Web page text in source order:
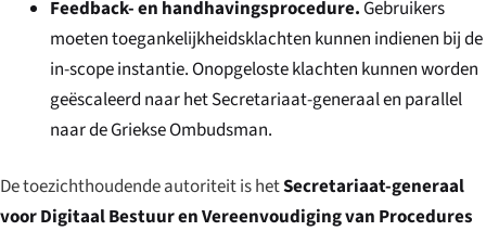
Feedback- en handhavingsprocedure.Gebruikers
moeten toegankelijkheidsklachten kunnen indienen bij de
in-scope instantie. Onopgeloste klachten kunnen worden
geëscaleerd naar het Secretariaat-generaal en parallel
naar de Griekse Ombudsman.
De toezichthoudende autoriteit is hetSecretariaat-generaal
voor Digitaal Bestuur en Vereenvoudiging van Procedures